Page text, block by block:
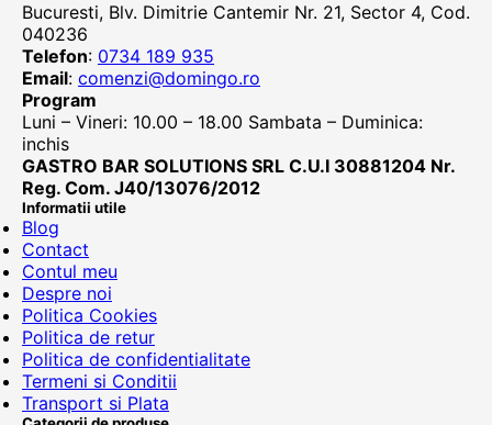
Bucuresti, Blv. Dimitrie Cantemir Nr. 21, Sector 4, Cod.
040236
Telefon: 0734 189 935
Email: comenzi@domingo.ro
Program
Luni – Vineri: 10.00 – 18.00 Sambata – Duminica:
inchis
GASTRO BAR SOLUTIONS SRL C.U.I 30881204 Nr.
Reg. Com. J40/13076/2012
Informatii utile
Blog
Contact
Contul meu
Despre noi
Politica Cookies
Politica de retur
Politica de confidentialitate
Termeni si Conditii
Transport si Plata